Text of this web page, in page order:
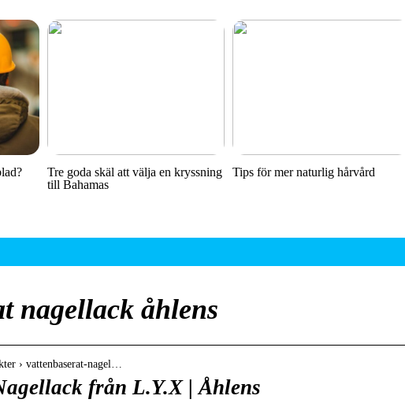
Tre goda skäl att välja en kryssning
till Bahamas
Tips för mer naturlig hårvård
nagellack åhlens
› vattenbaserat-nagel…
från L.Y.X | Åhlens